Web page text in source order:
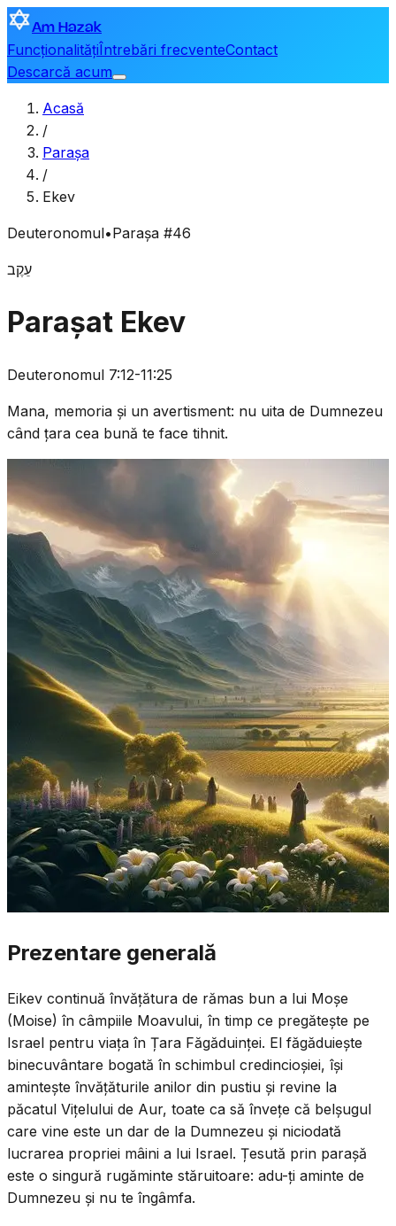
Am Hazak
FuncționalitățiÎntrebări frecventeContact
Descarcă acum
Acasă
/
Parașa
/
Ekev
Deuteronomul•Parașa #46
עֵקֶב
Parașat Ekev
Deuteronomul 7:12-11:25
Mana, memoria și un avertisment: nu uita de Dumnezeu
când țara cea bună te face tihnit.
Prezentare generală
Eikev continuă învățătura de rămas bun a lui Moșe
(Moise) în câmpiile Moavului, în timp ce pregătește pe
Israel pentru viața în Țara Făgăduinței. El făgăduiește
binecuvântare bogată în schimbul credincioșiei, își
amintește învățăturile anilor din pustiu și revine la
păcatul Vițelului de Aur, toate ca să învețe că belșugul
care vine este un dar de la Dumnezeu și niciodată
lucrarea propriei mâini a lui Israel. Țesută prin parașă
este o singură rugăminte stăruitoare: adu-ți aminte de
Dumnezeu și nu te îngâmfa.